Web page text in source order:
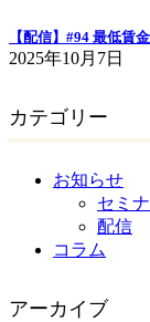
【配信】#94 最低賃
2025年10月7日
カテゴリー
お知らせ
セミ
配信
コラム
アーカイブ